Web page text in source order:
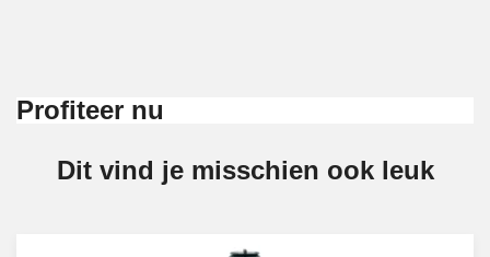
Profiteer nu
Dit vind je misschien ook leuk